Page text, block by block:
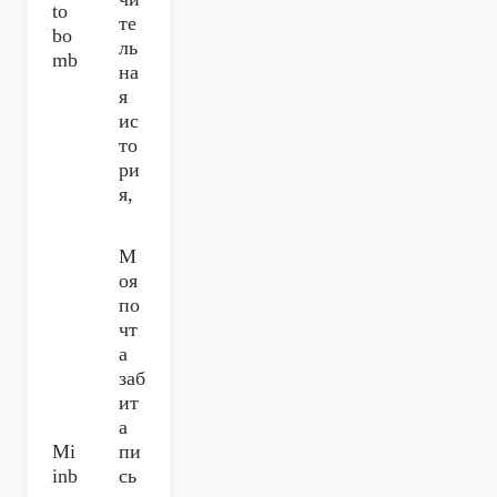
to
bo
mb
те
ль
на
я
ис
то
ри
я,
Mi
inb
М
оя
по
чт
а
заб
ит
а
пи
сь